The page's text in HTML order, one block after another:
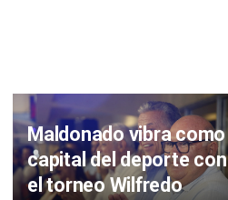
Maldonado vibra como
capital del deporte con
el torneo Wilfredo